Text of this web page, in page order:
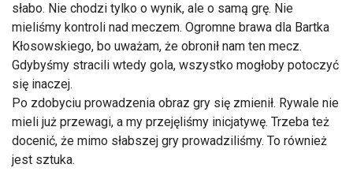
słabo. Nie chodzi tylko o wynik, ale o samą grę. Nie
mieliśmy kontroli nad meczem. Ogromne brawa dla Bartka
Kłosowskiego, bo uważam, że obronił nam ten mecz.
Gdybyśmy stracili wtedy gola, wszystko mogłoby potoczyć
się inaczej.
Po zdobyciu prowadzenia obraz gry się zmienił. Rywale nie
mieli już przewagi, a my przejęliśmy inicjatywę. Trzeba też
docenić, że mimo słabszej gry prowadziliśmy. To również
jest sztuka.